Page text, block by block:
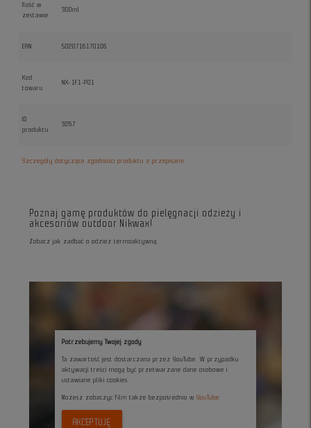
Ilość w
zestawie
300ml
EAN 5020716170106
Kod
towaru
NX-1F1-PO1
ID
produktu
3267
Szczegóły dotyczące zgodności produktu z przepisami
Potrzebujemy Twojej zgody
Ta zawartość jest dostarczana przez YouTube. W przypadku
aktywacji treści mogą być przetwarzane dane osobowe i
ustawiane pliki cookies.
Możesz zobaczyc film także bezpośrednio w YouTube
AKCEPTUJĘ
Poznaj gamę produktów do pielęgnacji odzieży i
akcesoriów outdoor Nikwax!
Zobacz jak zadbać o odzież termoaktywną.